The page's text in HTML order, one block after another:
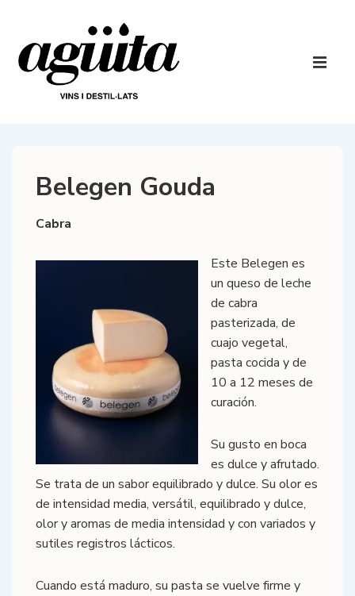
contenido
principal
Belegen Gouda
Cabra
Este Belegen es
un queso de leche
de cabra
pasterizada, de
cuajo vegetal,
pasta cocida y de
10 a 12 meses de
curación.
Su gusto en boca
es dulce y afrutado.
Se trata de un sabor equilibrado y dulce. Su olor es
de intensidad media, versátil, equilibrado y dulce,
olor y aromas de media intensidad y con variados y
sutiles registros lácticos.
Cuando está maduro, su pasta se vuelve firme y